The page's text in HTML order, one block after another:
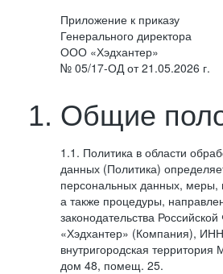
Приложение к приказу
Генерального директора
ООО «Хэдхантер»
№ 05/17-ОД от 21.05.2026 г.
1. Общие
1.1. Политика в области
данных (Политика)
персональных данных, меры,
а также процедуры,
законодательства
«Хэдхантер» (Компания),
внутригородская
дом 48, помещ. 25.